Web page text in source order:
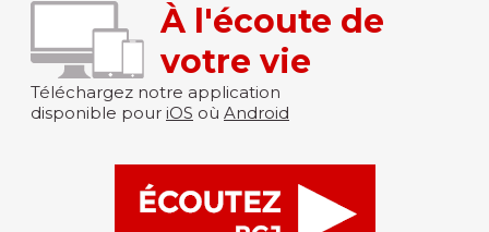
À l'écoute de
votre vie
Téléchargez notre application
disponible pour iOS où Android